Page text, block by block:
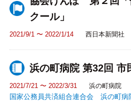
クール」
2021/9/1 〜 2022/1/14 西日本新聞社
浜の町病院 第32回 市
2021/7/21 〜 2022/3/31 浜の町病院
国家公務員共済組合連合会 浜の町病